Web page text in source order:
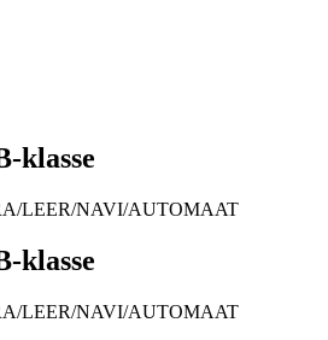
klasse
LEER/NAVI/AUTOMAAT
klasse
LEER/NAVI/AUTOMAAT